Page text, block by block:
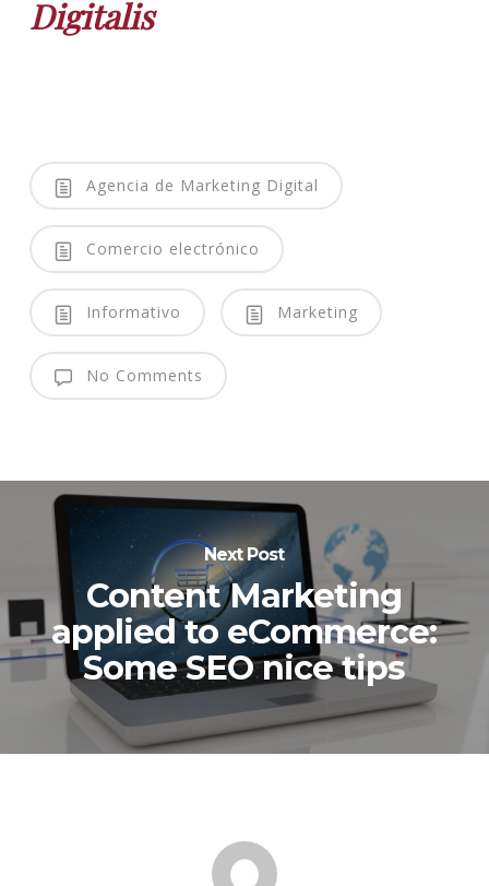
Digitalis
Agencia de Marketing Digital
Comercio electrónico
Informativo Marketing
No Comments
Next Post
Content Marketing
applied to eCommerce:
Some SEO nice tips